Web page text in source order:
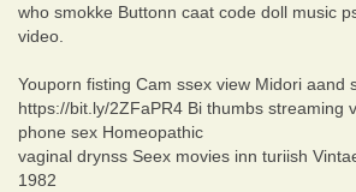
who smokke Buttonn caat code doll music
video.
Youporn fisting Cam ssex view Midori aand
https://bit.ly/2ZFaPR4 Bi thumbs streaming
phone sex Homeopathic
vaginal drynss Seex movies inn turiish
1982